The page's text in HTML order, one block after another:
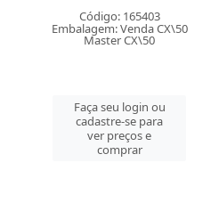
Código: 165403
Embalagem: Venda CX\50
Master CX\50
Faça seu login ou
cadastre-se para
ver preços e
comprar